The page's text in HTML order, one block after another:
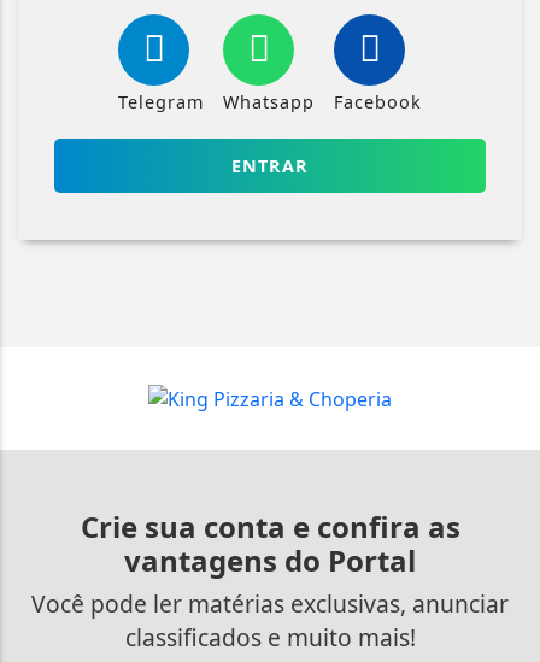
Telegram Whatsapp Facebook
ENTRAR
Crie sua conta e confira as
vantagens do Portal
Você pode ler matérias exclusivas, anunciar
classificados e muito mais!